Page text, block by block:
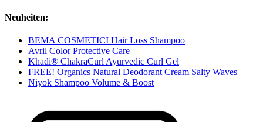
Neuheiten:
BEMA COSMETICI Hair Loss Shampoo
Avril Color Protective Care
Khadi® ChakraCurl Ayurvedic Curl Gel
FREE! Organics Natural Deodorant Cream Salty Waves
Niyok Shampoo Volume & Boost